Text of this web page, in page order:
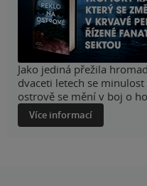
Jako jediná přežila
dvaceti letech se
ostrově se mění v boj o
Více informací